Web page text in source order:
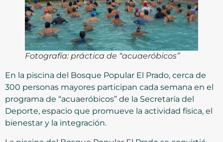
Fotografía: práctica de “acuaeróbicos”
En la piscina del Bosque Popular El Prado, cerca de
300 personas mayores participan cada semana en el
programa de “acuaeróbicos” de la Secretaría del
Deporte, espacio que promueve la actividad física, el
bienestar y la integración.